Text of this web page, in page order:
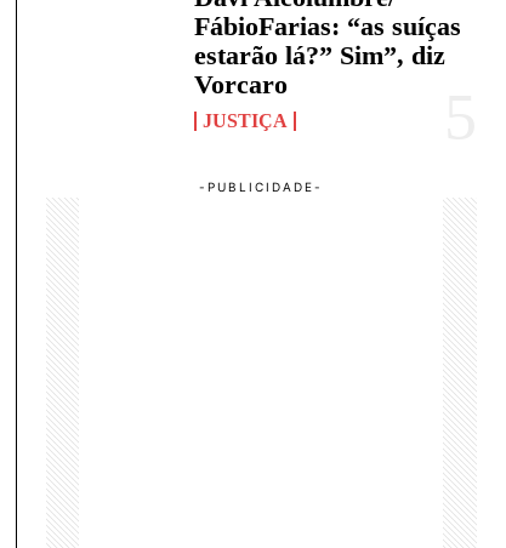
FábioFarias: “as suíças
estarão lá?” Sim”, diz
Vorcaro
JUSTIÇA